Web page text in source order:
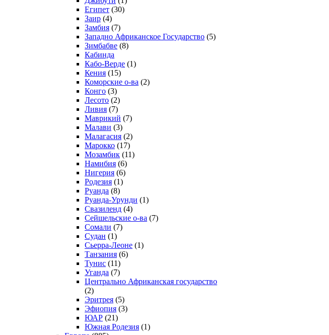
Египет (30)
Заир (4)
Замбия (7)
Западно Африканское Государство (5)
Зимбабве (8)
Кабинда
Кабо-Верде (1)
Кения (15)
Коморские о-ва (2)
Конго (3)
Лесото (2)
Ливия (7)
Маврикий (7)
Малави (3)
Малагасия (2)
Марокко (17)
Мозамбик (11)
Намибия (6)
Нигерия (6)
Родезия (1)
Руанда (8)
Руанда-Урунди (1)
Свазиленд (4)
Сейшельские о-ва (7)
Сомали (7)
Судан (1)
Сьерра-Леоне (1)
Танзания (6)
Тунис (11)
Уганда (7)
Центрально Африканская государство
(2)
Эритрея (5)
Эфиопия (3)
ЮАР (21)
Южная Родезия (1)